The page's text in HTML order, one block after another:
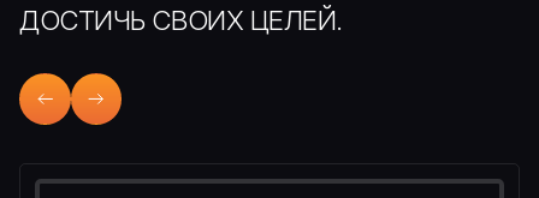
ДОСТИЧЬ СВОИХ ЦЕЛЕЙ.